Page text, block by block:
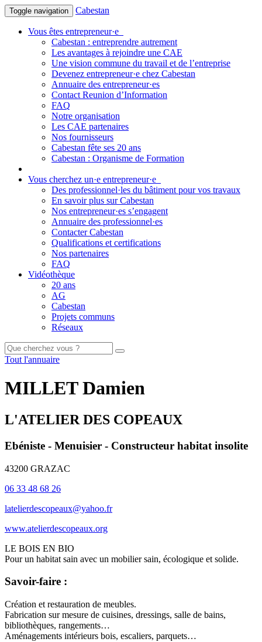
Toggle navigation Cabestan
Vous êtes entrepreneur·e
Cabestan : entreprendre autrement
Les avantages à rejoindre une CAE
Une vision commune du travail et de l’entreprise
Devenez entrepreneur·e chez Cabestan
Annuaire des entrepreneur·es
Contact Reunion d’Information
FAQ
Notre organisation
Les CAE partenaires
Nos fournisseurs
Cabestan fête ses 20 ans
Cabestan : Organisme de Formation
Vous cherchez un·e entrepreneur·e
Des professionnel·les du bâtiment pour vos travaux
En savoir plus sur Cabestan
Nos entrepreneur·es s’engagent
Annuaire des professionnel·es
Contacter Cabestan
Qualifications et certifications
Nos partenaires
FAQ
Vidéothèque
20 ans
AG
Cabestan
Projets communs
Réseaux
Tout l'annuaire
MILLET Damien
L'ATELIER DES COPEAUX
Ebéniste - Menuisier - Constructeur habitat insolite
43200 GRAZAC
06 33 48 68 26
latelierdescopeaux@yahoo.fr
www.atelierdescopeaux.org
LE BOIS EN BIO
Pour un habitat sain avec un mobilier sain, écologique et solide.
Savoir-faire :
Création et restauration de meubles.
Fabrication sur mesure de cuisines, dressings, salle de bains,
bibliothèques, rangements…
Aménagements intérieurs bois, escaliers, parquets…